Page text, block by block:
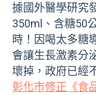
據國外醫學研究
350ml、含糖50
時！因喝太多糖
會讓生長激素分
壞掉，政府已經
彰化市修正《食